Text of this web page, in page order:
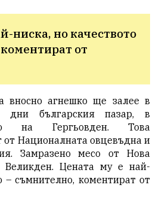
ниска, но качеството
от
вносно агнешко ще залее в
дни българския пазар, в
на Гергьовден. Това
от Националната овцевъдна и
Замразено месо от Нова
Великден. Цената му е най-
– съмнително, коментират от